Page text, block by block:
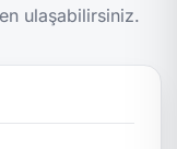
ulaşabilirsiniz.